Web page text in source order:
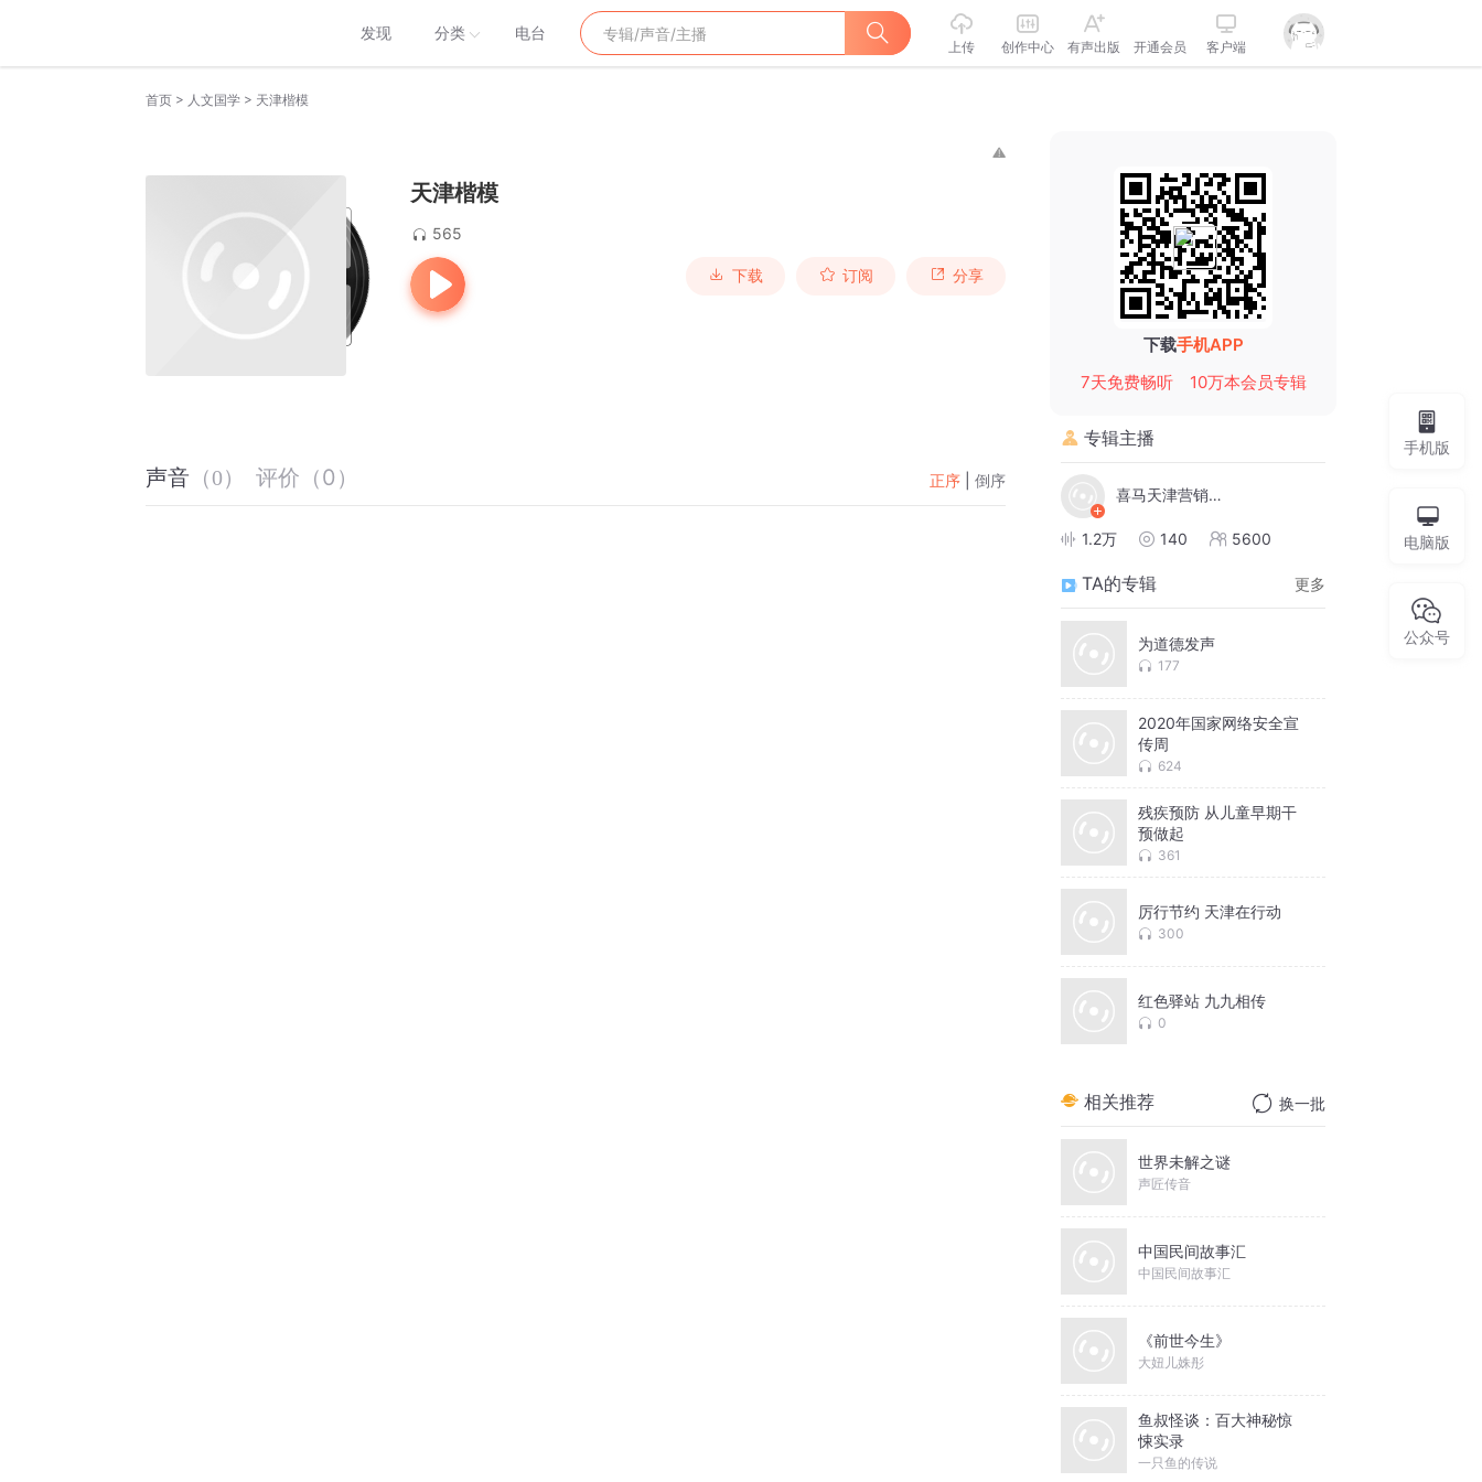
发现 分类 电台
上传 创作中心 有声出版 开通会员 客户端
首页 > 人文国学 > 天津楷模
天津楷模
565
下载 订阅 分享
声音 （0） 评价 （0 ） 正序 倒序
下载手机APP
7天免费畅听
10万本会员专辑
专辑主播
喜马天津营销服务中心
1.2万 140 5600
TA的专辑 更多
为道德发声
177
2020年国家网络安全宣
传周
624
残疾预防 从儿童早期干
预做起
361
厉行节约 天津在行动
300
红色驿站 九九相传
0
相关推荐 换一批
世界未解之谜
声匠传音
中国民间故事汇
中国民间故事汇
《前世今生》
大妞儿姝彤
鱼叔怪谈：百大神秘惊
悚实录
一只鱼的传说
手机版
电脑版
公众号